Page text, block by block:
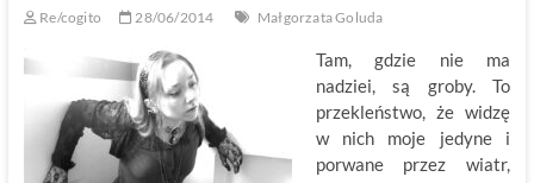
Re/cogito 28/06/2014 Małgorzata Goluda
Tam, gdzie nie ma
nadziei, są groby. To
przekleństwo, że widzę
w nich moje jedyne i
porwane przez wiatr,